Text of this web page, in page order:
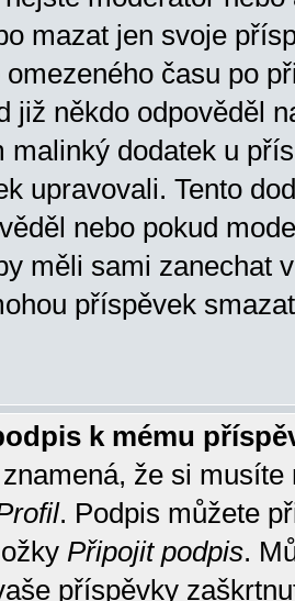
mazat jen svoje
omezeného času po
již někdo odpověděl
malinký dodatek u
upravovali. Tento
nebo pokud
měli sami zanechat
příspěvek
k mému
že si
. Podpis můžete
Připojit podpis.
příspěvky